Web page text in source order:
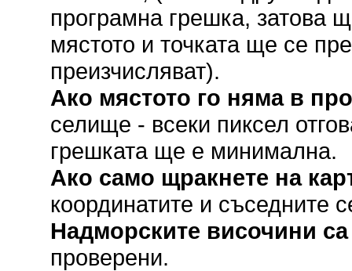
програмна грешка, затова
мястото и точката ще се
преизчисляват).
Ако мястото го няма в
селище - всеки пиксел
грешката ще е минимална.
Ако само щракнете на
координатите и съседните
Надморските височини
проверени.